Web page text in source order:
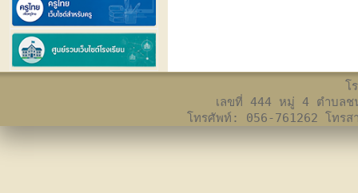
โ
เลขที่ 444 หมู่ 4 ตำบลช
โทรศัพท์: 056-761262 โทร